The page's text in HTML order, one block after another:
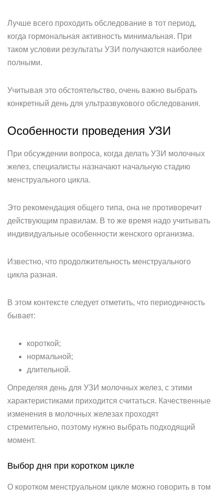
Лучше всего проходить обследование в тот период,
когда гормональная активность минимальная. При
таком условии результаты УЗИ получаются наиболее
полными.
Учитывая это обстоятельство, очень важно выбрать
конкретный день для ультразвукового обследования.
Особенности проведения УЗИ
При обсуждении вопроса, когда делать УЗИ молочных
желез, специалисты назначают начальную стадию
менструального цикла.
Это рекомендация общего типа, она не противоречит
действующим правилам. В то же время надо учитывать
индивидуальные особенности женского организма.
Известно, что продолжительность менструального
цикла разная.
В этом контексте следует отметить, что периодичность
бывает:
короткой;
нормальной;
длительной.
Определяя день для УЗИ молочных желез, с этими
характеристиками приходится считаться. Качественные
изменения в молочных железах проходят
стремительно, поэтому нужно выбрать подходящий
момент.
Выбор дня при коротком цикле
О коротком менструальном цикле можно говорить в том